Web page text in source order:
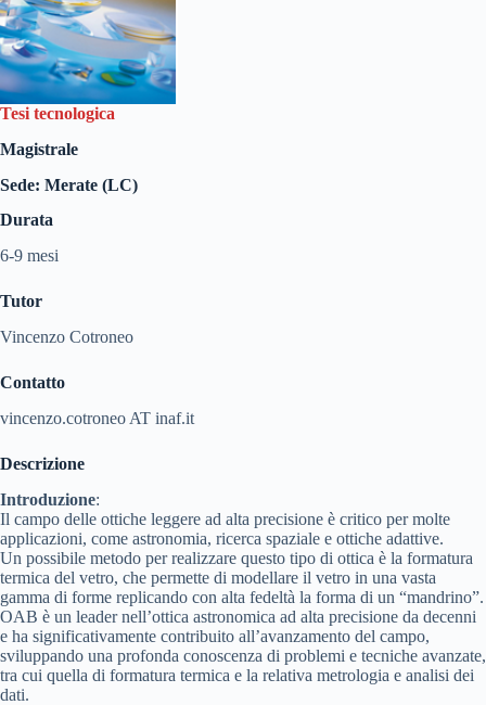
Tesi tecnologica
Magistrale
Sede: Merate (LC)
Durata
6-9 mesi
Tutor
Vincenzo Cotroneo
Contatto
vincenzo.cotroneo AT inaf.it
Descrizione
Introduzione:
Il campo delle ottiche leggere ad alta precisione è critico per molte
applicazioni, come astronomia, ricerca spaziale e ottiche adattive.
Un possibile metodo per realizzare questo tipo di ottica è la formatura
termica del vetro, che permette di modellare il vetro in una vasta
gamma di forme replicando con alta fedeltà la forma di un “mandrino”.
OAB è un leader nell’ottica astronomica ad alta precisione da decenni
e ha significativamente contribuito all’avanzamento del campo,
sviluppando una profonda conoscenza di problemi e tecniche avanzate,
tra cui quella di formatura termica e la relativa metrologia e analisi dei
dati.